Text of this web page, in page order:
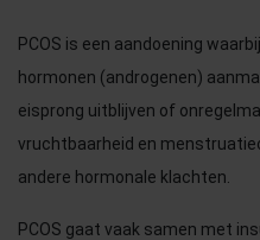
PCOS is een aandoening
hormonen (androgenen)
eisprong uitblijven of
vruchtbaarheid en
andere hormonale klachten.
PCOS gaat vaak samen met